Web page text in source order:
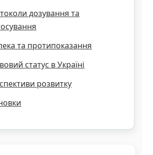
дозування та
та протипоказання
статус в Україні
розвитку